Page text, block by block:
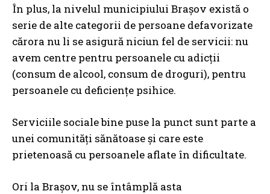
În plus, la nivelul municipiului Brașov există o
serie de alte categorii de persoane defavorizate
cărora nu li se asigură niciun fel de servicii: nu
avem centre pentru persoanele cu adicții
(consum de alcool, consum de droguri), pentru
persoanele cu deficiențe psihice.
Serviciile sociale bine puse la punct sunt parte a
unei comunități sănătoase și care este
prietenoasă cu persoanele aflate în dificultate.
Ori la Brașov, nu se întâmplă asta